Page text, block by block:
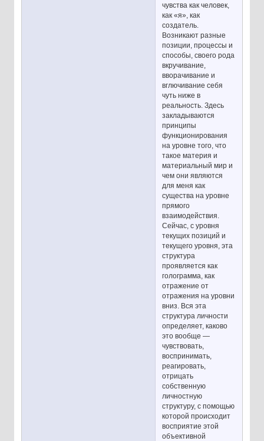
чувства как человек,
как «я», как
создатель.
Возникают разные
позиции, процессы и
способы, своего рода
вкручивание,
вворачивание и
вглючивание себя
чуть ниже в
реальность. Здесь
закладываются
принципы
функционирования
на уровне того, что
такое материя и
материальный мир и
чем они являются
для меня как
существа на уровне
прямого
взаимодействия.
Сейчас, с уровня
текущих позиций и
текущего уровня, эта
структура
проявляется как
голограмма, как
отражение от
отражения на уровни
вниз. Вся эта
структура личности
определяет, каково
это вообще —
чувствовать,
воспринимать,
реагировать,
отрицать
собственную
личностную
структуру, с помощью
которой происходит
восприятие этой
объективной